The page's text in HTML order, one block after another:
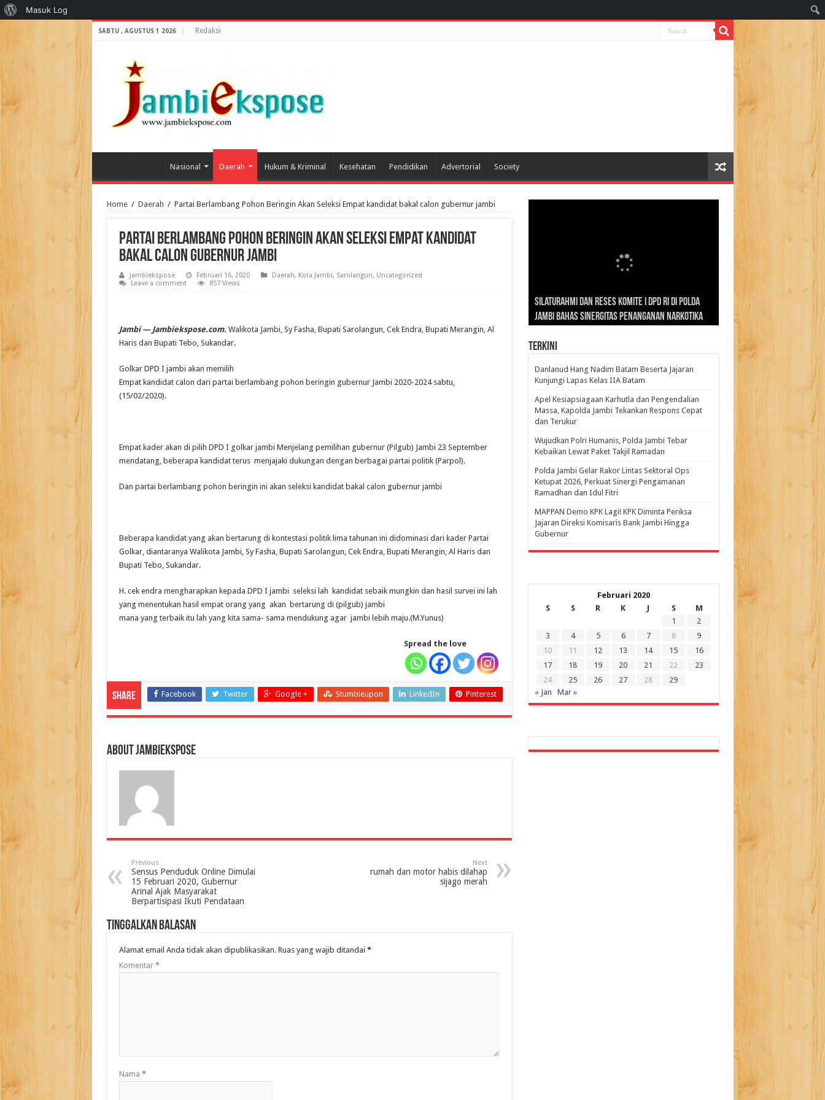
SABTU , AGUSTUS 1 2026 Redaksi
Nasional Daerah Hukum & Kriminal Kesehatan Pendidikan Advertorial Society
Home / Daerah / Partai Berlambang Pohon Beringin Akan Seleksi Empat kandidat bakal calon gubernur jambi
Partai Berlambang Pohon Beringin Akan Seleksi Empat kandidat
bakal calon gubernur jambi
jambiekspose Februari 16, 2020 Daerah, Kota Jambi, Sarolangun, Uncategorized
Leave a comment
857 Views
Jambi — Jambiekspose.com. Walikota Jambi, Sy Fasha, Bupati Sarolangun, Cek Endra, Bupati Merangin, Al
Haris dan Bupati Tebo, Sukandar.
Golkar DPD I jambi akan memilih
Empat kandidat calon dari partai berlambang pohon beringin gubernur Jambi 2020-2024 sabtu,
(15/02/2020).
Empat kader akan di pilih DPD I golkar jambi Menjelang pemilihan gubernur (Pilgub) Jambi 23 September
mendatang, beberapa kandidat terus menjajaki dukungan dengan berbagai partai politik (Parpol).
Dan partai berlambang pohon beringin ini akan seleksi kandidat bakal calon gubernur jambi
Beberapa kandidat yang akan bertarung di kontestasi politik lima tahunan ini didominasi dari kader Partai
Golkar, diantaranya Walikota Jambi, Sy Fasha, Bupati Sarolangun, Cek Endra, Bupati Merangin, Al Haris dan
Bupati Tebo, Sukandar.
H. cek endra mengharapkan kepada DPD I jambi seleksi lah kandidat sebaik mungkin dan hasil survei ini lah
yang menentukan hasil empat orang yang akan bertarung di (pilgub) jambi
mana yang terbaik itu lah yang kita sama- sama mendukung agar jambi lebih maju.(M.Yunus)
Spread the love
Share Facebook Twitter Google + Stumbleupon LinkedIn Pinterest
About jambiekspose
Previous
Sensus Penduduk Online Dimulai
15 Februari 2020, Gubernur
Arinal Ajak Masyarakat
Berpartisipasi Ikuti Pendataan
Next
rumah dan motor habis dilahap
sijago merah
Tinggalkan Balasan
Alamat email Anda tidak akan dipublikasikan. Ruas yang wajib ditandai *
Komentar *
Nama *
Danlanud Hang Nadim Batam Beserta Jajaran
Kunjungi Lapas Kelas IIA Batam
Silaturahmi dan Reses Komite I DPD RI di Polda
Jambi Bahas Sinergitas Penanganan Narkotika
Edukasi Pembentukan Karakter Generasi
Penerus
Cepat Beroperasi Agar Bisa Layani Masyarakat
Penuhi Kebutuhannya
Nusantara: Ratu Wangsa, Wanita Berkelas
dengan Pengaruh Internasional
Terkini
Danlanud Hang Nadim Batam Beserta Jajaran
Kunjungi Lapas Kelas IIA Batam
Apel Kesiapsiagaan Karhutla dan Pengendalian
Massa, Kapolda Jambi Tekankan Respons Cepat
dan Terukur
Wujudkan Polri Humanis, Polda Jambi Tebar
Kebaikan Lewat Paket Takjil Ramadan
Polda Jambi Gelar Rakor Lintas Sektoral Ops
Ketupat 2026, Perkuat Sinergi Pengamanan
Ramadhan dan Idul Fitri
‎MAPPAN Demo KPK Lagi! KPK Diminta Periksa
Jajaran Direksi Komisaris Bank Jambi Hingga
Gubernur ‎
Februari 2020
S
S R K J S
M
1
2
3
4 5 6 7 8
9
10
11 12 13 14 15
16
17
18 19 20 21 22
23
24
25 26 27 28
29
« Jan
Mar »
Tentang
WordPress
Masuk Log